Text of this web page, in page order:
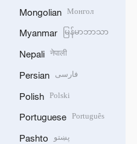
Mongolian Монгол
Myanmar မြန်မာဘာသာ
Nepali नेपाली
Persian فارسی
Polish Polski
Portuguese Português
Pashto پښتو